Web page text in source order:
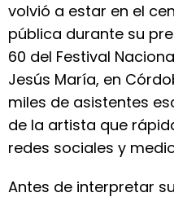
volvió a estar en el
pública durante su
60 del Festival
Jesús María, en
miles de asistentes
de la artista que
redes sociales y
Antes de interpretar